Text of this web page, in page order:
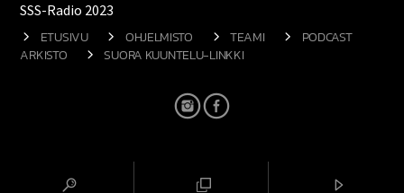
SSS-Radio 2023
ETUSIVU OHJELMISTO TEAMI
PODCAST
ARKISTO
SUORA KUUNTELU-LINKKI